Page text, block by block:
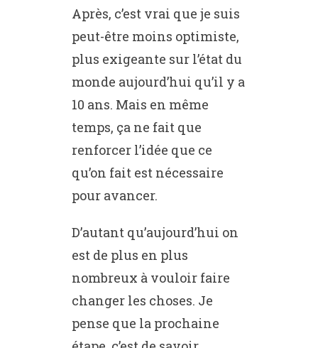
Après, c’est vrai que je suis
peut-être moins optimiste,
plus exigeante sur l’état du
monde aujourd’hui qu’il y a
10 ans. Mais en même
temps, ça ne fait que
renforcer l’idée que ce
qu’on fait est nécessaire
pour avancer.
D’autant qu’aujourd’hui on
est de plus en plus
nombreux à vouloir faire
changer les choses. Je
pense que la prochaine